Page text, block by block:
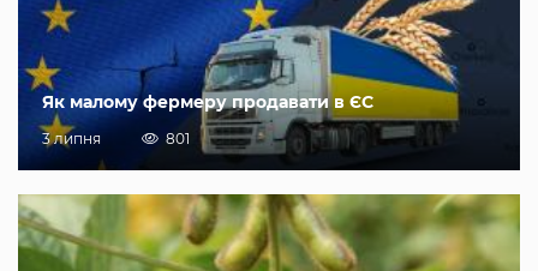
Як малому фермеру продавати в ЄС
3 липня 801